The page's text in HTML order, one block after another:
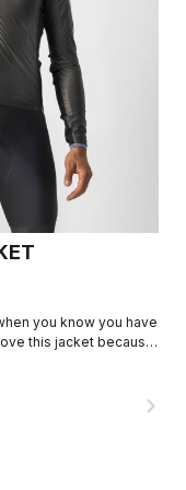
you know you have
this jacket because
away into a jersey
navigate_next